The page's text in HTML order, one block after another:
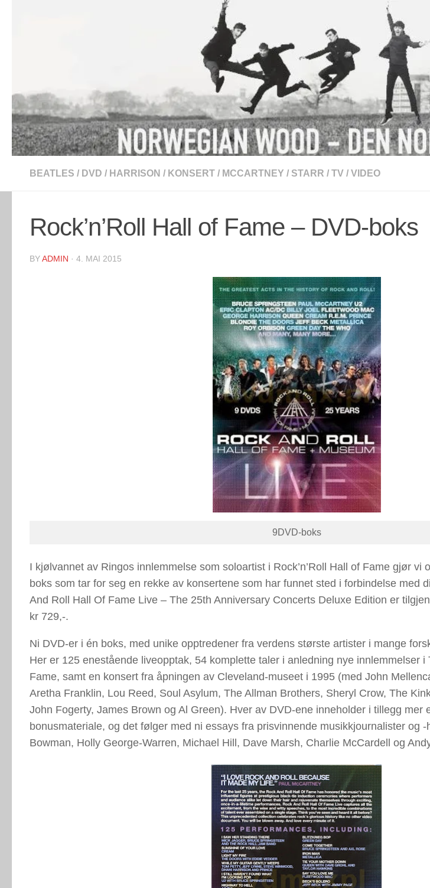
BEATLES / DVD / HARRISON / KONSERT / MCCARTNEY / STARR / TV / VIDEO
Rock’n’Roll Hall of Fame – DVD-boks
BYADMIN · 4. MAI 2015
9DVD-boks
I kjølvannet av Ringos innlemmelse som soloartist i Rock’n’Roll Hall of Fame gjør vi
boks som tar for seg en rekke av konsertene som har funnet sted i forbindelse med
And Roll Hall Of Fame Live – The 25th Anniversary Concerts Deluxe Edition er
kr 729,-.
Ni DVD-er i én boks, med unike opptredener fra verdens største artister i mange
Her er 125 enestående liveopptak, 54 komplette taler i anledning nye innlemmelser i
Fame, samt en konsert fra åpningen av Cleveland-museet i 1995 (med John
Aretha Franklin, Lou Reed, Soul Asylum, The Allman Brothers, Sheryl Crow, The
John Fogerty, James Brown og Al Green). Hver av DVD-ene inneholder i tillegg mer
bonusmateriale, og det følger med ni essays fra prisvinnende musikkjournalister og
Bowman, Holly George-Warren, Michael Hill, Dave Marsh, Charlie McCardell og